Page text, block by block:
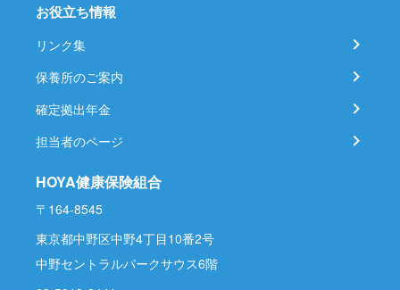
お役立ち情報
リンク集
保養所のご案内
確定拠出年金
担当者のページ
HOYA健康保険組合
〒164-8545
東京都中野区中野4丁目10番2号
中野セントラルパークサウス6階